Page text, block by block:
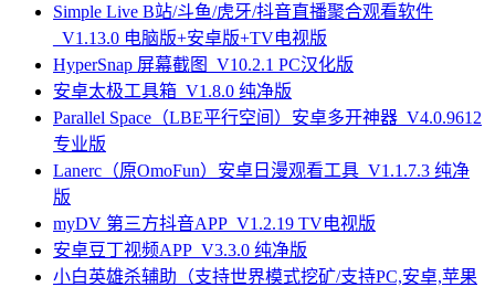
Simple Live B站/斗鱼/虎牙/抖音直播聚合观看软件
_V1.13.0 电脑版+安卓版+TV电视版
HyperSnap 屏幕截图_V10.2.1 PC汉化版
安卓太极工具箱_V1.8.0 纯净版
Parallel Space（LBE平行空间）安卓多开神器_V4.0.9612
专业版
Lanerc（原OmoFun）安卓日漫观看工具_V1.1.7.3 纯净
版
myDV 第三方抖音APP_V1.2.19 TV电视版
安卓豆丁视频APP_V3.3.0 纯净版
小白英雄杀辅助（支持世界模式挖矿/支持PC,安卓,苹果